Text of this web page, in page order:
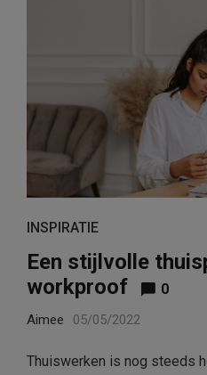
INSPIRATIE
Een stijlvolle
workproof
0
Aimee 05/05/2022
Thuiswerken is nog steeds